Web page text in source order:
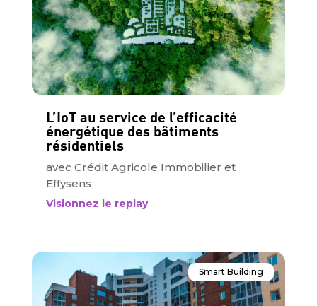
L’IoT au service de l’efficacité
énergétique des bâtiments
résidentiels
avec Crédit Agricole Immobilier et
Effysens
Visionnez le replay
Smart Building